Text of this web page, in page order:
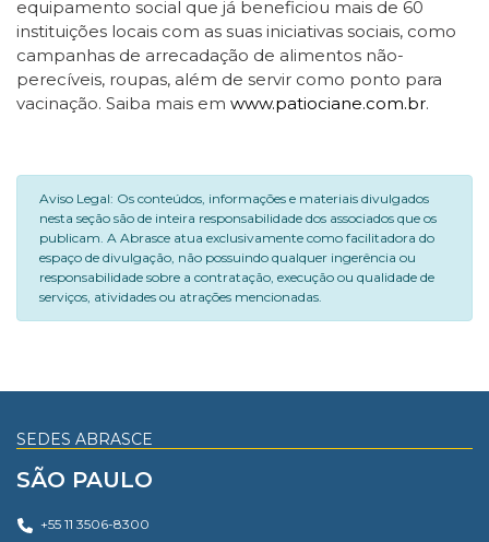
equipamento social que já beneficiou mais de 60
instituições locais com as suas iniciativas sociais, como
campanhas de arrecadação de alimentos não-
perecíveis, roupas, além de servir como ponto para
vacinação. Saiba mais em www.patiociane.com.br.
Aviso Legal: Os conteúdos, informações e materiais divulgados
nesta seção são de inteira responsabilidade dos associados que os
publicam. A Abrasce atua exclusivamente como facilitadora do
espaço de divulgação, não possuindo qualquer ingerência ou
responsabilidade sobre a contratação, execução ou qualidade de
serviços, atividades ou atrações mencionadas.
SEDES ABRASCE
SÃO PAULO
+55 11 3506-8300